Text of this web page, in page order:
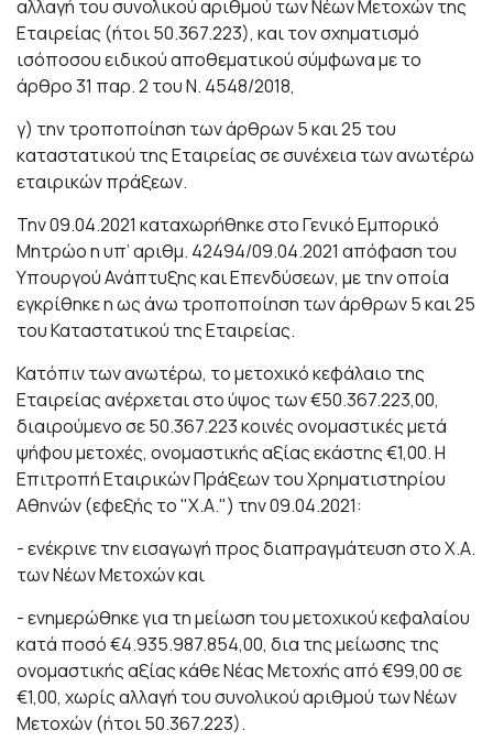
αλλαγή του συνολικού αριθμού των Νέων Μετοχών της
Εταιρείας (ήτοι 50.367.223), και τον σχηματισμό
ισόποσου ειδικού αποθεματικού σύμφωνα με το
άρθρο 31 παρ. 2 του Ν. 4548/2018,
γ) την τροποποίηση των άρθρων 5 και 25 του
καταστατικού της Εταιρείας σε συνέχεια των ανωτέρω
εταιρικών πράξεων.
Την 09.04.2021 καταχωρήθηκε στο Γενικό Εμπορικό
Μητρώο η υπ’ αριθμ. 42494/09.04.2021 απόφαση του
Υπουργού Ανάπτυξης και Επενδύσεων, με την οποία
εγκρίθηκε η ως άνω τροποποίηση των άρθρων 5 και 25
του Καταστατικού της Εταιρείας.
Κατόπιν των ανωτέρω, το μετοχικό κεφάλαιο της
Eταιρείας ανέρχεται στο ύψος των €50.367.223,00,
διαιρούμενο σε 50.367.223 κοινές ονομαστικές μετά
ψήφου μετοχές, ονομαστικής αξίας εκάστης €1,00. Η
Επιτροπή Εταιρικών Πράξεων του Χρηματιστηρίου
Αθηνών (εφεξής το "Χ.Α.") την 09.04.2021:
- ενέκρινε την εισαγωγή προς διαπραγμάτευση στο Χ.Α.
των Νέων Μετοχών και
- ενημερώθηκε για τη μείωση του μετοχικού κεφαλαίου
κατά ποσό €4.935.987.854,00, δια της μείωσης της
ονομαστικής αξίας κάθε Νέας Μετοχής από €99,00 σε
€1,00, χωρίς αλλαγή του συνολικού αριθμού των Νέων
Μετοχών (ήτοι 50.367.223).